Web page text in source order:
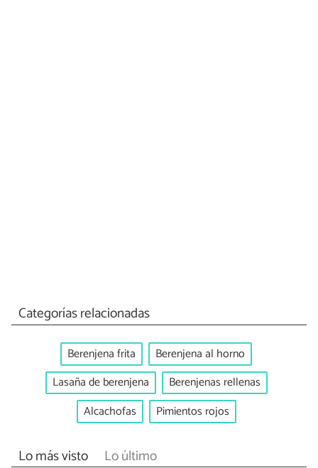
Categorías relacionadas
Berenjena frita
Berenjena al horno
Lasaña de berenjena
Berenjenas rellenas
Alcachofas
Pimientos rojos
Lo más visto Lo último